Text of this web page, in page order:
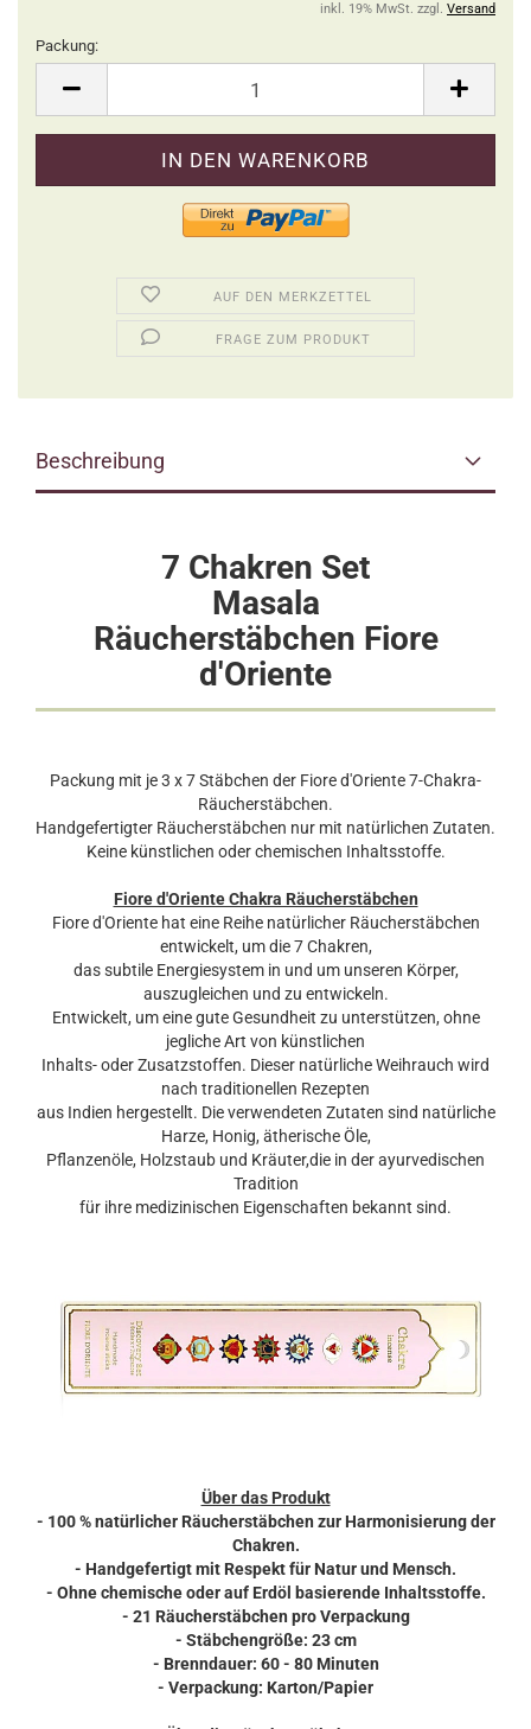
inkl. 19% MwSt. zzgl. Versand
Packung:
AUF DEN MERKZETTEL
FRAGE ZUM PRODUKT
Beschreibung
7 Chakren Set
Masala
Räucherstäbchen Fiore
d'Oriente
Packung mit je 3 x 7 Stäbchen der Fiore d'Oriente 7-Chakra-
Räucherstäbchen.
Handgefertigter Räucherstäbchen nur mit natürlichen Zutaten.
Keine künstlichen oder chemischen Inhaltsstoffe.
Fiore d'Oriente Chakra Räucherstäbchen
Fiore d'Oriente hat eine Reihe natürlicher Räucherstäbchen
entwickelt, um die 7 Chakren,
das subtile Energiesystem in und um unseren Körper,
auszugleichen und zu entwickeln.
Entwickelt, um eine gute Gesundheit zu unterstützen, ohne
jegliche Art von künstlichen
Inhalts- oder Zusatzstoffen. Dieser natürliche Weihrauch wird
nach traditionellen Rezepten
aus Indien hergestellt. Die verwendeten Zutaten sind natürliche
Harze, Honig, ätherische Öle,
Pflanzenöle, Holzstaub und Kräuter,die in der ayurvedischen
Tradition
für ihre medizinischen Eigenschaften bekannt sind.
Über das Produkt
- 100 % natürlicher Räucherstäbchen zur Harmonisierung der
Chakren.
- Handgefertigt mit Respekt für Natur und Mensch.
- Ohne chemische oder auf Erdöl basierende Inhaltsstoffe.
- 21 Räucherstäbchen pro Verpackung
- Stäbchengröße: 23 cm
- Brenndauer: 60 - 80 Minuten
- Verpackung: Karton/Papier